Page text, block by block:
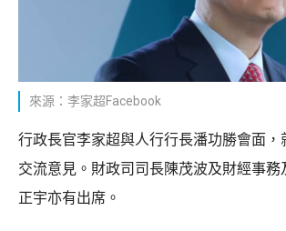
來源：李家超Facebook
行政長官李家超與人行行長潘功勝會面，
交流意見。財政司司長陳茂波及財經事務
正宇亦有出席。